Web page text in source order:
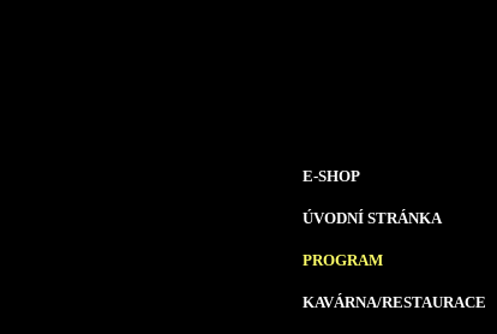
E-SHOP
ÚVODNÍ STRÁNKA
PROGRAM
KAVÁRNA/RESTAURACE